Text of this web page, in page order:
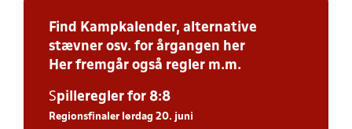
Find Kampkalender, alternative
stævner osv. for årgangen her
Her fremgår også regler m.m.
Spilleregler for 8:8
Regionsfinaler lørdag 20. juni